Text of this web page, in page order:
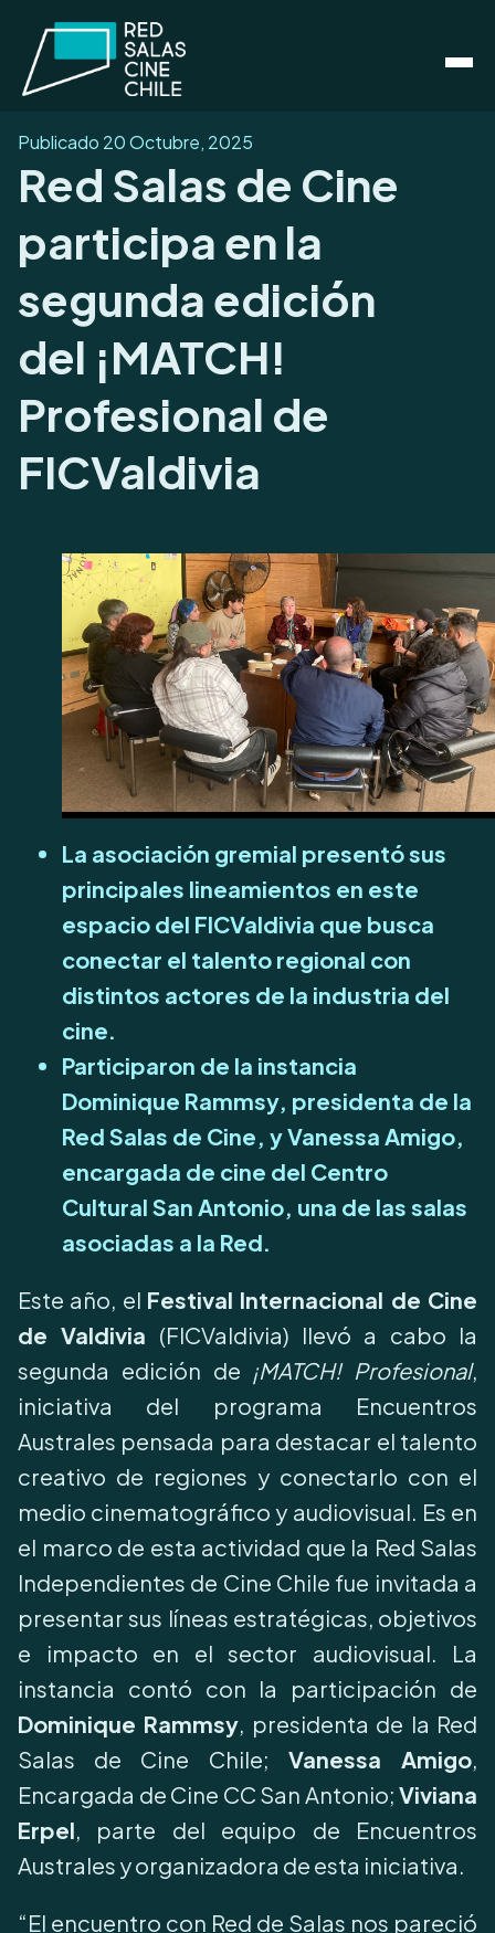
Publicado 20 Octubre, 2025
Red Salas de Cine
participa en la
segunda edición
del ¡MATCH!
Profesional de
FICValdivia
La asociación gremial presentó sus
principales lineamientos en este
espacio del FICValdivia que busca
conectar el talento regional con
distintos actores de la industria del
cine.
Participaron de la instancia
Dominique Rammsy, presidenta de la
Red Salas de Cine, y Vanessa Amigo,
encargada de cine del Centro
Cultural San Antonio, una de las salas
asociadas a la Red.
Este año, el Festival Internacional de Cine
de Valdivia (FICValdivia) llevó a cabo la
segunda edición de ¡MATCH! Profesional,
iniciativa del programa Encuentros
Australes pensada para destacar el talento
creativo de regiones y conectarlo con el
medio cinematográfico y audiovisual. Es en
el marco de esta actividad que la Red Salas
Independientes de Cine Chile fue invitada a
presentar sus líneas estratégicas, objetivos
e impacto en el sector audiovisual. La
instancia contó con la participación de
Dominique Rammsy, presidenta de la Red
Salas de Cine Chile; Vanessa Amigo,
Encargada de Cine CC San Antonio; Viviana
Erpel, parte del equipo de Encuentros
Australes y organizadora de esta iniciativa.
“El encuentro con Red de Salas nos pareció